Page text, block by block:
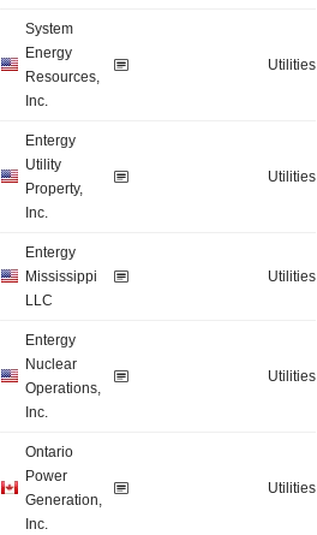
System
Energy
Resources,
Inc.
Utilities
Entergy
Utility
Property,
Inc.
Utilities
Entergy
Mississippi
LLC
Utilities
Entergy
Nuclear
Operations,
Inc.
Utilities
Ontario
Power
Generation,
Inc.
Utilities